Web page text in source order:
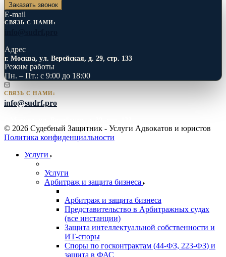
Заказать звонок
E-mail
СВЯЗЬ С НАМИ:
Адрес
г. Москва, ул. Верейская, д. 29, стр. 133
Режим работы
Пн. – Пт.: с 9:00 до 18:00
СВЯЗЬ С НАМИ:
info@sudrf.pro
© 2026 Судебный Защитник - Услуги Адвокатов и юристов
Политика конфиденциальности
Услуги
Услуги
Арбитраж и защита бизнеса
Арбитраж и защита бизнеса
Представительство в Арбитражных судах
(все инстанции)
Защита интеллектуальной собственности и
ИТ-споры
Споры по госконтрактам (44-ФЗ, 223-ФЗ) и
защита в ФАС